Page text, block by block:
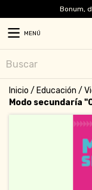
Bonum,
MENÚ
Inicio / Educación /
Modo secundaría